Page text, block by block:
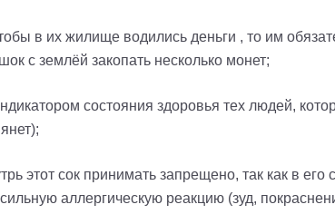
в их жилище водились деньги , то им
с землёй закопать несколько монет;
состояния здоровья тех людей,
этот сок принимать запрещено, так как в
аллергическую реакцию (зуд,